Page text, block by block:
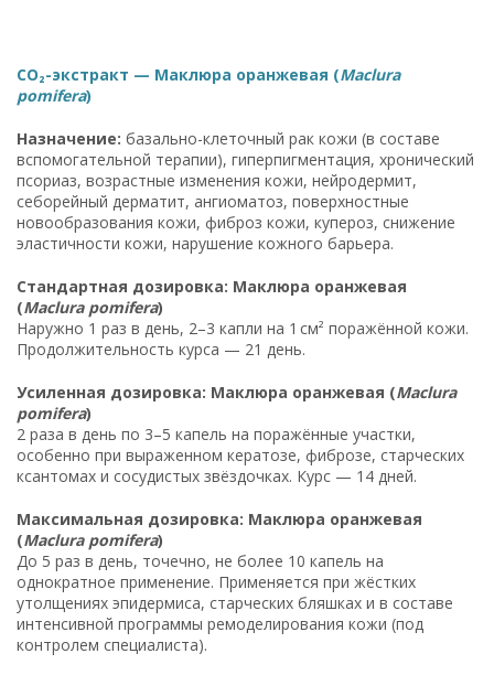
CO₂-экстракт — Маклюра оранжевая (Maclura
pomifera)
Назначение: базально-клеточный рак кожи (в составе
вспомогательной терапии), гиперпигментация, хронический
псориаз, возрастные изменения кожи, нейродермит,
себорейный дерматит, ангиоматоз, поверхностные
новообразования кожи, фиброз кожи, купероз, снижение
эластичности кожи, нарушение кожного барьера.
Стандартная дозировка: Маклюра оранжевая
(Maclura pomifera)
Наружно 1 раз в день, 2–3 капли на 1 см² поражённой кожи.
Продолжительность курса — 21 день.
Усиленная дозировка: Маклюра оранжевая (Maclura
pomifera)
2 раза в день по 3–5 капель на поражённые участки,
особенно при выраженном кератозе, фиброзе, старческих
ксантомах и сосудистых звёздочках. Курс — 14 дней.
Максимальная дозировка: Маклюра оранжевая
(Maclura pomifera)
До 5 раз в день, точечно, не более 10 капель на
однократное применение. Применяется при жёстких
утолщениях эпидермиса, старческих бляшках и в составе
интенсивной программы ремоделирования кожи (под
контролем специалиста).